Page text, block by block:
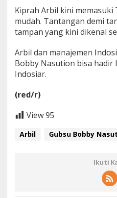
Kiprah Arbil kini memasuki
mudah. Tantangan demi
tampan yang kini dikenal
Arbil dan manajemen
Bobby Nasution bisa hadir
Indosiar.
(red/r)
View95
Arbil Gubsu Bobby
Ikuti